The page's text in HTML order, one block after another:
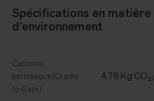
Spécifications en
d'environnement
Carbone
Intrinsèque(Cradle
to Gate)
4.78 Kg